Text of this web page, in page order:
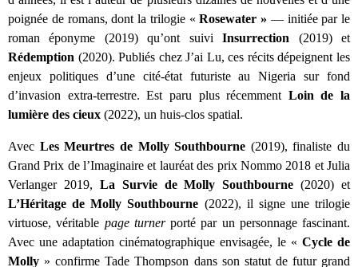
Archive du Futur
Parallaxe
Quarante-Deux
Kvasar
Pulps
Wotan
Étoiles vives
Yellow Submarine
poignée de romans, dont la trilogie « Rosewater » — initiée par le
roman éponyme
(2019) qu’ont suivi Insurrection
Rédemption (2020). Publiés chez J’ai Lu, ces récits dépeignent les
enjeux politiques d’une cité-état futuriste au Nigeria sur fond
d’invasion extra-terrestre. Est paru plus récemment Loin de la
lumière des cieux (2022), un huis-clos spatial.
Avec Les Meurtres de Molly Southbourne (2019), finaliste du
Grand Prix de l’Imaginaire et lauréat des prix Nommo 2018 et Julia
Verlanger 2019, La Survie de Molly Southbourne
L’Héritage de Molly Southbourne (2022), il signe une trilogie
virtuose, véritable page turner porté par un personnage fascinant.
Avec une adaptation cinématographique envisagée, le « Cycle de
Molly » confirme Tade Thompson dans son statut de futur grand